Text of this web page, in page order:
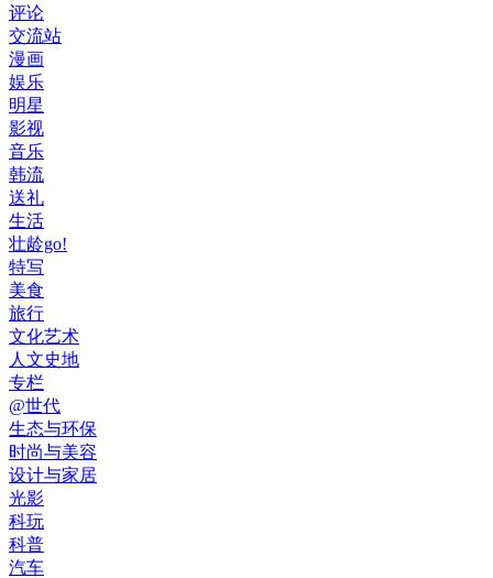
评论
交流站
漫画
娱乐
明星
影视
音乐
韩流
送礼
生活
壮龄go!
特写
美食
旅行
文化艺术
人文史地
专栏
@世代
生态与环保
时尚与美容
设计与家居
光影
科玩
科普
汽车